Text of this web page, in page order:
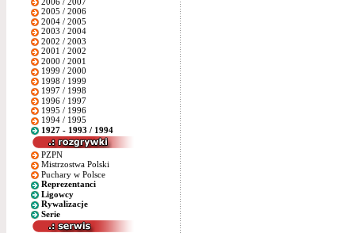
2005 / 2006
2004 / 2005
2003 / 2004
2002 / 2003
2001 / 2002
2000 / 2001
1999 / 2000
1998 / 1999
1997 / 1998
1996 / 1997
1995 / 1996
1994 / 1995
1927 - 1993 / 1994
PZPN
Mistrzostwa Polski
Puchary w Polsce
Reprezentanci
Ligowcy
Rywalizacje
Serie